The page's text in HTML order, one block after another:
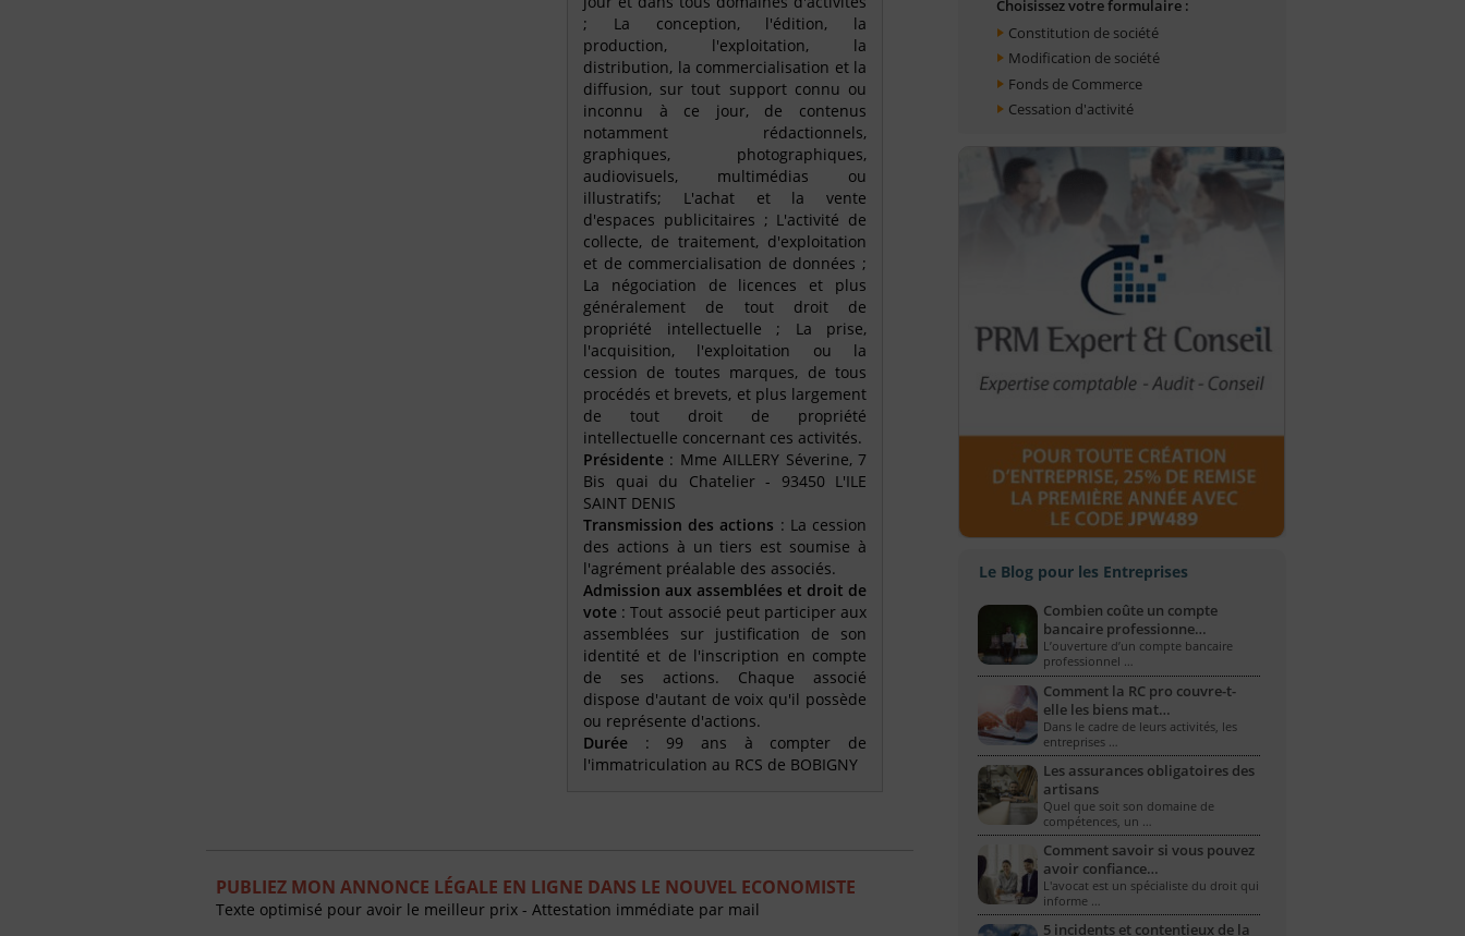
; La conception, l'édition, la
production, l'exploitation, la
distribution, la commercialisation et la
diffusion, sur tout support connu ou
inconnu à ce jour, de contenus
notamment rédactionnels,
graphiques, photographiques,
audiovisuels, multimédias ou
illustratifs; L'achat et la vente
d'espaces publicitaires ; L'activité de
collecte, de traitement, d'exploitation
et de commercialisation de données ;
La négociation de licences et plus
généralement de tout droit de
propriété intellectuelle ; La prise,
l'acquisition, l'exploitation ou la
cession de toutes marques, de tous
procédés et brevets, et plus largement
de tout droit de propriété
intellectuelle concernant ces activités.
Présidente : Mme AILLERY Séverine, 7
Bis quai du Chatelier - 93450 L'ILE
SAINT DENIS
Transmission des actions : La cession
des actions à un tiers est soumise à
l'agrément préalable des associés.
Admission aux assemblées et droit de
vote : Tout associé peut participer aux
assemblées sur justification de son
identité et de l'inscription en compte
de ses actions. Chaque associé
dispose d'autant de voix qu'il possède
ou représente d'actions.
Durée : 99 ans à compter de
l'immatriculation au RCS de BOBIGNY
PUBLIEZ MON ANNONCE LÉGALE EN LIGNE DANS LE NOUVEL ECONOMISTE
Texte optimisé pour avoir le meilleur prix - Attestation immédiate par mail
Choisissez votre formulaire :
Constitution de société
Modification de société
Fonds de Commerce
Cessation d'activité
Le Blog pour les Entreprises
Combien coûte un compte
bancaire professionne…
L’ouverture d’un compte bancaire
professionnel …
Comment la RC pro couvre-t-
elle les biens mat…
Dans le cadre de leurs activités, les
entreprises …
Les assurances obligatoires des
artisans
Quel que soit son domaine de
compétences, un …
Comment savoir si vous pouvez
avoir confiance…
L'avocat est un spécialiste du droit qui
informe …
5 incidents et contentieux de la